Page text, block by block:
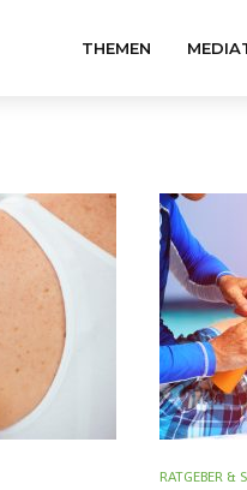
THEMEN
RATGEBER &